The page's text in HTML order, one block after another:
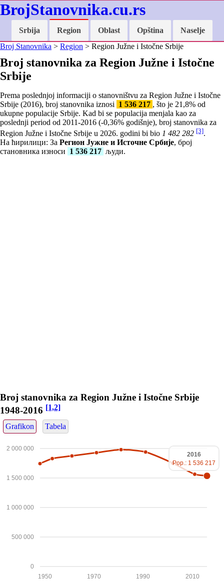
BrojStanovnika.cu.rs
Srbija Region Oblast Opština
Naselje
Broj Stanovnika > Region > Region Južne i Istočne Srbije
Broj stanovnika za Region Južne i Istočne
Srbije
Prema poslednjoj informaciji o stanovništvu za Region Južne i Istočne
Srbije (2016), broj stanovnika iznosi 1 536 217 , što je 21,8% od
ukupne populacije Srbije. Kad bi se populacija menjala kao za
poslednji period od 2011-2016 (-0,36% godišnje), broj stanovnika za
Region Južne i Istočne Srbije u 2026. godini bi bio 1 482 282 [3].
На ћирилици: За Регион Јужне и Источне Србије, број
становника износи 1 536 217 људи.
Broj stanovnika za Region Južne i Istočne Srbije
1948-2016 [1,2]
Grafikon Tabela
0
500 000
1 000 000
1 500 000
2 000 000
2010
1990
1970
1950
2016
Pop.: 1 536 217